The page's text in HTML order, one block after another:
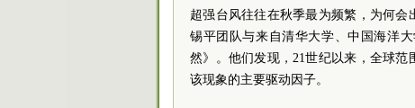
超强台风往往在秋季最为频繁，为何
锡平团队与来自清华大学、中国海洋
然》。他们发现，21世纪以来，全球
该现象的主要驱动因子。